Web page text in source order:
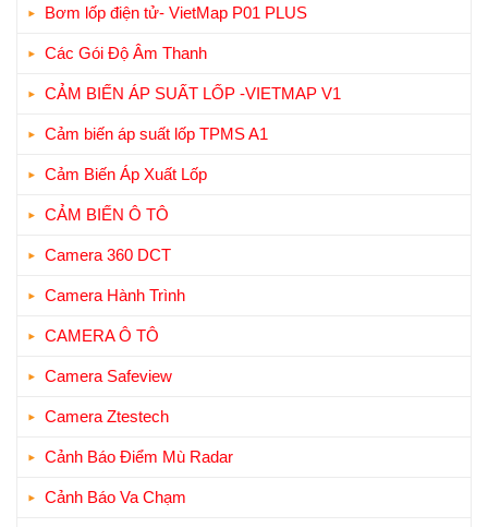
Bơm lốp điện tử- VietMap P01 PLUS
Các Gói Độ Âm Thanh
CẢM BIẾN ÁP SUẤT LỐP -VIETMAP V1
Cảm biến áp suất lốp TPMS A1
Cảm Biến Áp Xuất Lốp
CẢM BIẾN Ô TÔ
Camera 360 DCT
Camera Hành Trình
CAMERA Ô TÔ
Camera Safeview
Camera Ztestech
Cảnh Báo Điểm Mù Radar
Cảnh Báo Va Chạm